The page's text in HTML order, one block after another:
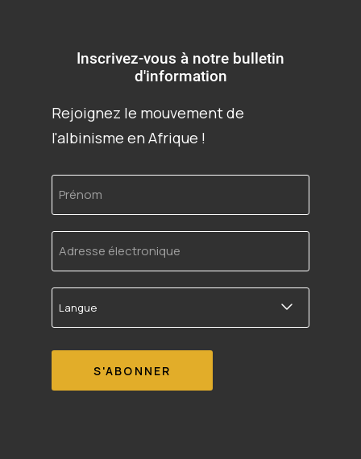
Inscrivez-vous à notre bulletin
d'information
Rejoignez le mouvement de
l'albinisme en Afrique !
Prénom
Adresse
électronique
Langue